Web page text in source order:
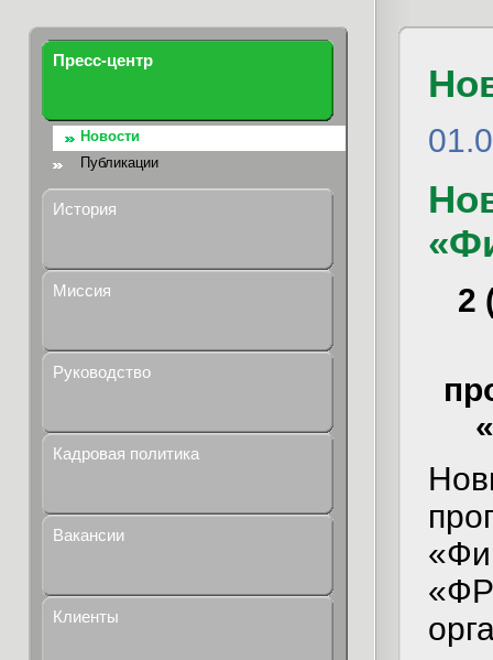
Пресс-центр
Новости
Публикации
История
Миссия
Руководство
Кадровая политика
Вакансии
Клиенты
2